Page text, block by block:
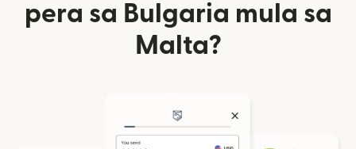
pera sa Bulgaria mula sa
Malta?